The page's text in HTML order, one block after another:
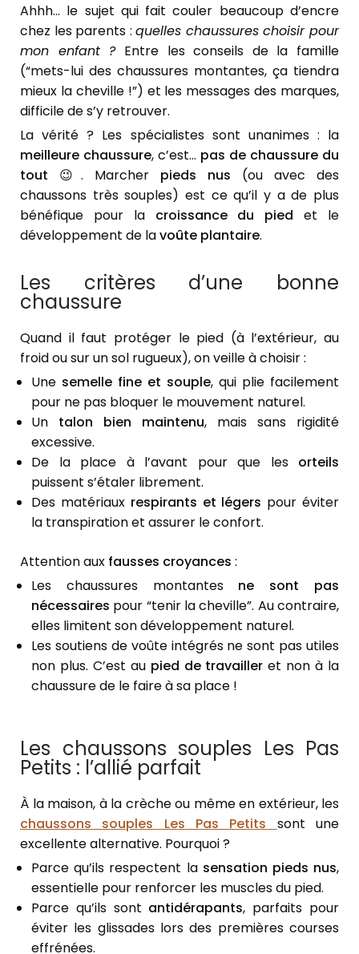
Ahhh… le sujet qui fait couler beaucoup d’encre
chez les parents :quelles chaussures choisir pour
mon enfant ?Entre les conseils de la famille
(“mets-lui des chaussures montantes, ça tiendra
mieux la cheville !”) et les messages des marques,
difficile de s’y retrouver.
La vérité ? Les spécialistes sont unanimes : la
meilleure chaussure, c’est… pas de chaussure du
tout 😉. Marcher pieds nus (ou avec des
chaussons très souples) est ce qu’il y a de plus
bénéfique pour la croissance du pied et le
développement de lavoûte plantaire.
Les critères d’une bonne
chaussure
Quand il faut protéger le pied (à l’extérieur, au
froid ou sur un sol rugueux), on veille à choisir :
Une semelle fine et souple, qui plie facilement
pour ne pas bloquer le mouvement naturel.
Un talon bien maintenu, mais sans rigidité
excessive.
De la place à l’avant pour que les orteils
puissent s’étaler librement.
Des matériaux respirants et légers pour éviter
la transpiration et assurer le confort.
Attention aux fausses croyances :
Les chaussures montantes ne sont pas
nécessaires pour “tenir la cheville”. Au contraire,
elles limitent son développement naturel.
Les soutiens de voûte intégrés ne sont pas utiles
non plus. C’est au pied de travailler et non à la
chaussure de le faire à sa place !
Les chaussons souples Les Pas
Petits : l’allié parfait
À la maison, à la crèche ou même en extérieur, les
chaussons souples Les Pas Petits
sont une
excellente alternative. Pourquoi ?
Parce qu’ils respectent la sensation pieds nus,
essentielle pour renforcer les muscles du pied.
Parce qu’ils sont antidérapants, parfaits pour
éviter les glissades lors des premières courses
effrénées.